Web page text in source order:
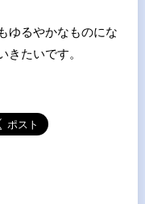
ゆるやかなものにな
きたいです。